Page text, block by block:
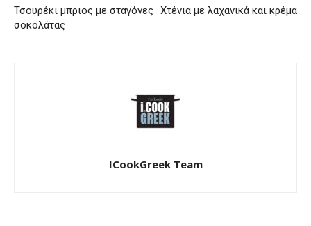
Τσουρέκι μπριος με σταγόνες
σοκολάτας
Χτένια με λαχανικά και κρέμα
ICookGreek Team